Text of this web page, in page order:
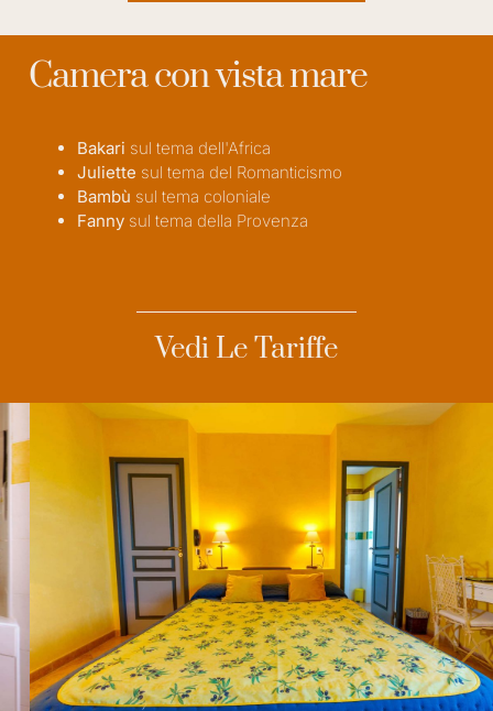
Camera con vista mare
Bakari sul tema dell'Africa
Juliette sul tema del Romanticismo
Bambù sul tema coloniale
Fanny sul tema della Provenza
Vedi Le Tariffe